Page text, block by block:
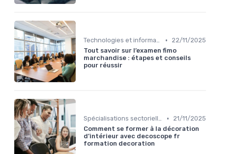
Technologies et informatique •
22/11/2025
Tout savoir sur l’examen fimo
marchandise : étapes et conseils
pour réussir
Spécialisations sectorielles •
21/11/2025
Comment se former à la décoration
d’intérieur avec decoscope fr
formation decoration